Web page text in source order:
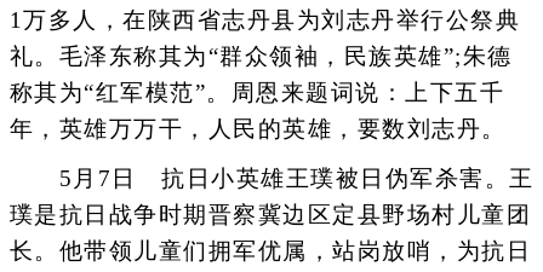
1万多人，在陕西省志丹县为刘志丹举行公祭典
礼。毛泽东称其为“群众领袖，民族英雄”;朱德
称其为“红军模范”。周恩来题词说：上下五千
年，英雄万万干，人民的英雄，要数刘志丹。
5月7日 抗日小英雄王璞被日伪军杀害。王
璞是抗日战争时期晋察冀边区定县野场村儿童团
长。他带领儿童们拥军优属，站岗放哨，为抗日